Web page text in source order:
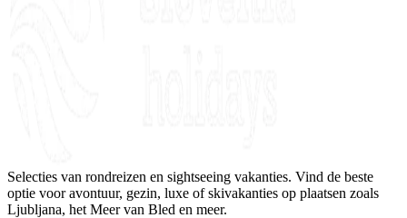
Selecties van rondreizen en sightseeing vakanties. Vind de beste
optie voor avontuur, gezin, luxe of skivakanties op plaatsen zoals
Ljubljana, het Meer van Bled en meer.